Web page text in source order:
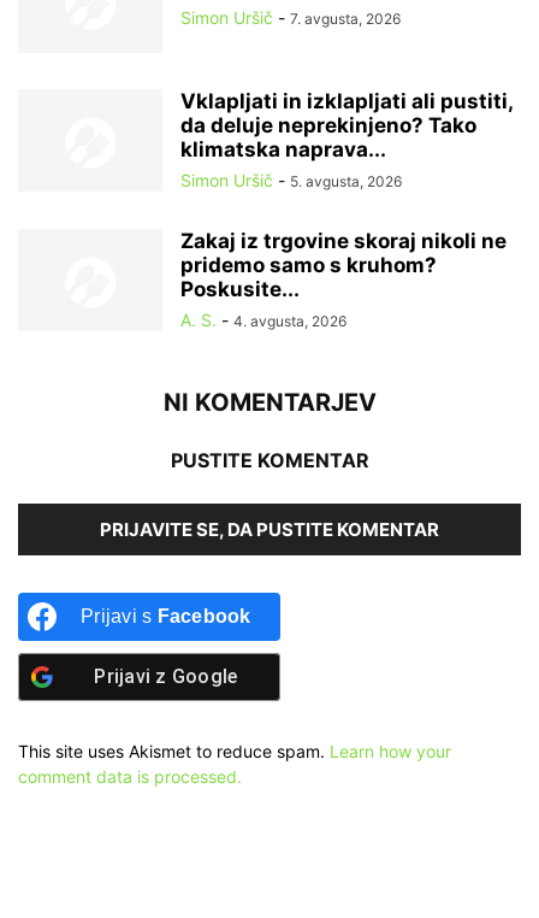
Simon Uršič - 7. avgusta, 2026
Vklapljati in izklapljati ali pustiti,
da deluje neprekinjeno? Tako
klimatska naprava...
Simon Uršič - 5. avgusta, 2026
Zakaj iz trgovine skoraj nikoli ne
pridemo samo s kruhom?
Poskusite...
A. S. - 4. avgusta, 2026
NI KOMENTARJEV
PUSTITE KOMENTAR
PRIJAVITE SE, DA PUSTITE KOMENTAR
Prijavi s Facebook
Prijavi z Google
This site uses Akismet to reduce spam. Learn how your
comment data is processed.